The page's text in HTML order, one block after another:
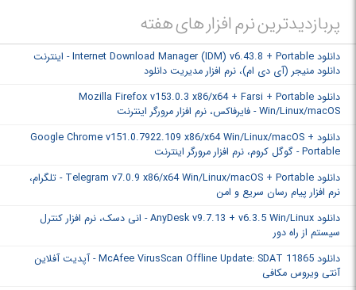
پربازدیدترین نرم افزار های هفته
دانلود Internet Download Manager (IDM) v6.43.8 + Portable - اینترنت
دانلود منیجر (آی دی ام)، نرم افزار مدیریت دانلود
دانلود Mozilla Firefox v153.0.3 x86/x64 + Farsi + Portable
Win/Linux/macOS - فایرفاکس، نرم افزار مرورگر اینترنت
دانلود Google Chrome v151.0.7922.109 x86/x64 Win/Linux/macOS +
Portable - گوگل کروم، نرم افزار مرورگر اینترنت
دانلود Telegram v7.0.9 x86/x64 Win/Linux/macOS + Portable - تلگرام،
نرم افزار پیام رسان سریع و امن
دانلود AnyDesk v9.7.13 + v6.3.5 Win/Linux - انی دسک، نرم افزار کنترل
سیستم از راه دور
دانلود McAfee VirusScan Offline Update: SDAT 11865 - آپدیت آفلاین
آنتی ویروس مکافی